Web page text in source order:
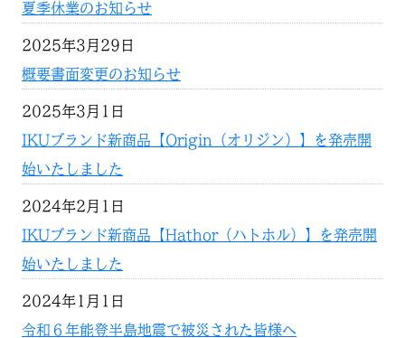
夏季休業のお知らせ
2025年3月29日
概要書面変更のお知らせ
2025年3月1日
IKUブランド新商品【Origin（オリジン）】を発売開
始いたしました
2024年2月1日
IKUブランド新商品【Hathor（ハトホル）】を発売開
始いたしました
2024年1月1日
令和６年能登半島地震で被災された皆様へ